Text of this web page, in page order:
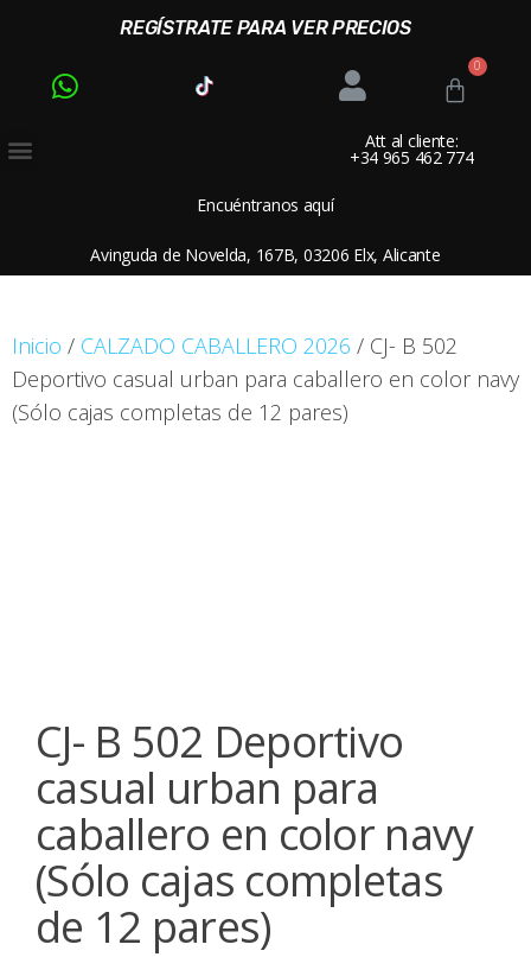
REGÍSTRATE PARA VER PRECIOS
Att al cliente:
+34 965 462 774
Encuéntranos aquí
Avinguda de Novelda, 167B, 03206 Elx, Alicante
Inicio / CALZADO CABALLERO 2026 / CJ- B 502
Deportivo casual urban para caballero en color navy
(Sólo cajas completas de 12 pares)
CJ- B 502 Deportivo
casual urban para
caballero en color navy
(Sólo cajas completas
de 12 pares)